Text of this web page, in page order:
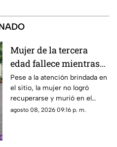
Mujer de la tercera
edad fallece mientras
caminaba por el Centro
de Querétaro
Pese a la atención brindada en
el sitio, la mujer no logró
recuperarse y murió en el
lugar.
agosto 08, 2026 09:16 p. m.